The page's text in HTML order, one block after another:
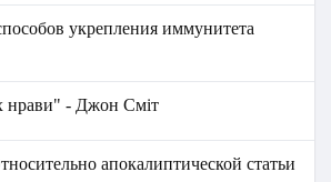
укрепления иммунитета
нрави" - Джон Сміт
апокалиптической статьи